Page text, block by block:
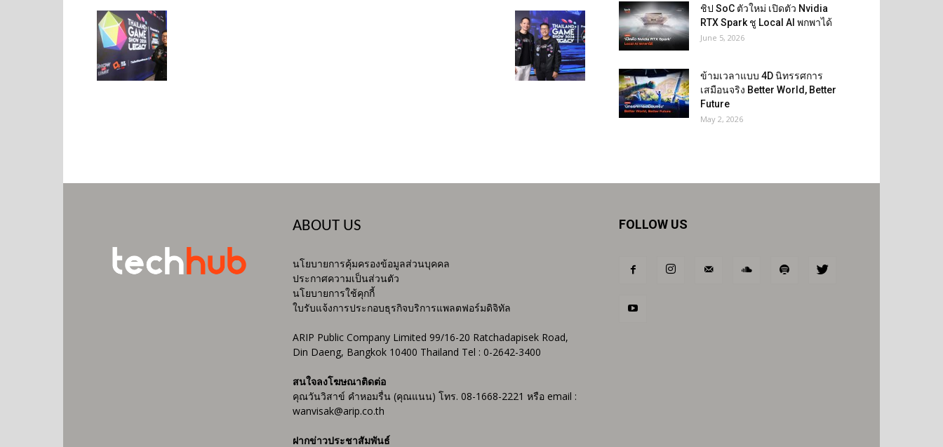
ชิป SoC ตัวใหม่ เปิดตัว Nvidia
RTX Spark ชู Local AI พกพาได้
June 5, 2026
ข้ามเวลาแบบ 4D นิทรรศการ
เสมือนจริง Better World, Better
Future
May 2, 2026
ABOUT US
นโยบายการคุ้มครองข้อมูลส่วนบุคคล
ประกาศความเป็นส่วนตัว
นโยบายการใช้คุกกี้
ใบรับแจ้งการประกอบธุรกิจบริการแพลตฟอร์มดิจิทัล
ARIP Public Company Limited 99/16-20 Ratchadapisek Road,
Din Daeng, Bangkok 10400 Thailand Tel : 0-2642-3400
สนใจลงโฆษณาติดต่อ
คุณวันวิสาข์ คำหอมรื่น (คุณแนน) โทร. 08-1668-2221 หรือ email :
wanvisak@arip.co.th
ฝากข่าวประชาสัมพันธ์
FOLLOW US